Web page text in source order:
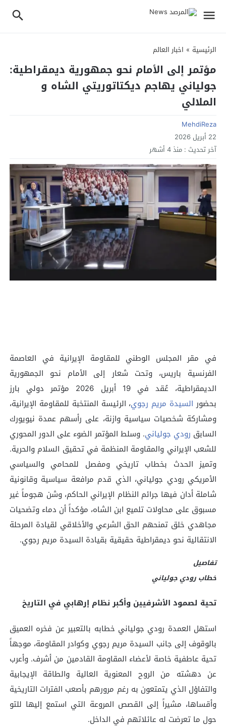
الرئيسية » اخبار العالم
مؤتمر إلى الأمام نحو جمهورية ديمقراطية:
جولياني يهاجم ديكتاتوريتي الشاه و
الملالي
MehdiReza
22 أبريل 2026
آخر تحديث : منذ 4 أشهر
في مقر المجلس الوطني للمقاومة الإيرانية في العاصمة
الفرنسية باريس، وتحت شعار إلى الأمام نحو الجمهورية
الديمقراطية، عُقد في 19 أبريل 2026 مؤتمر دولي بارز
بحضور السيدة مريم رجوي، الرئيسة المنتخبة للمقاومة الإيرانية،
ومشاركة شخصيات سياسية وازنة، على رأسهم عمدة نيويورك
السابق رودي جولياني. وسلط المؤتمر الضوء على الدور المحوري
للشعب الإيراني والمقاومة المنظمة في تحقيق السلام والحرية.
وتميز الحدث بخطاب تاريخي ومفصل للمحامي والسياسي
الأمريكي رودي جولياني، الذي قدم مرافعة سياسية وقانونية
شاملة أدان فيها جرائم النظام الإيراني الحاكم، وشن هجوماً غير
مسبوق على محاولات تلميع ابن الشاه، مؤكداً أن دماء وتضحيات
مجاهدي خلق تمنحهم الحق الشرعي والأخلاقي لقيادة المرحلة
الانتقالية نحو ديمقراطية حقيقية بقيادة السيدة مريم رجوي.
تفاصيل
خطاب رودي جولياني
تحية لصمود الأشرفيين وأكبر نظام إرهابي في التاريخ
استهل العمدة رودي جولياني خطابه بالتعبير عن فخره العميق
بالوقوف إلى جانب السيدة مريم رجوي وكوادر المقاومة، موجهاً
تحية عاطفية خاصة لأعضاء المقاومة القادمين من أشرف. وأعرب
عن دهشته من الروح المعنوية العالية والطاقة الإيجابية
والتفاؤل الذي يتمتعون به رغم مرورهم بأصعب الفترات التاريخية
وأقساها، مشيراً إلى القصص المروعة التي استمع إليها للتو
حول ما تعرضت له عائلاتهم في الداخل.